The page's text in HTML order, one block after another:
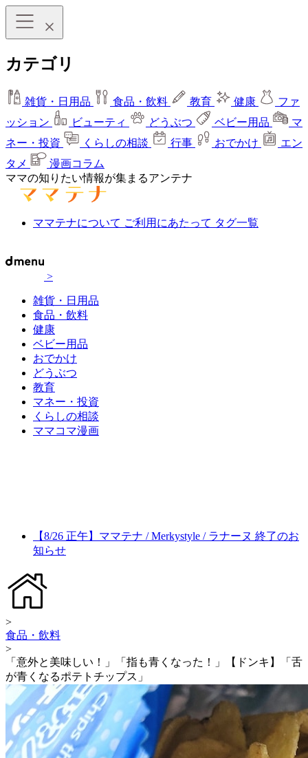
カテゴリ
雑貨・日用品 食品・飲料 教育 健康
ファ
ッション
ビューティ どうぶつ ベビー用品
マ
ネー・投資
くらしの相談 行事 おでかけ
エン
タメ
漫画コラム
ママの知りたい情報が集まるアンテナ
ママテナについて ご利用にあたって タグ一覧
>
雑貨・日用品
食品・飲料
健康
ベビー用品
おでかけ
どうぶつ
教育
マネー・投資
くらしの相談
ママコマ漫画
【8/26 正午】ママテナ / Merkystyle / ラナーヌ 終了のお
知らせ
>
食品・飲料
>
「意外と美味しい！」「指も青くなった！」【ドンキ】「舌
が青くなるポテトチップス」